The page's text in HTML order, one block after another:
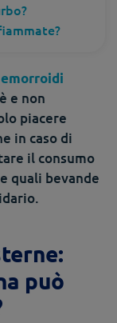
emorroidi
e non
piacere
in caso di
il consumo
quali bevande
può